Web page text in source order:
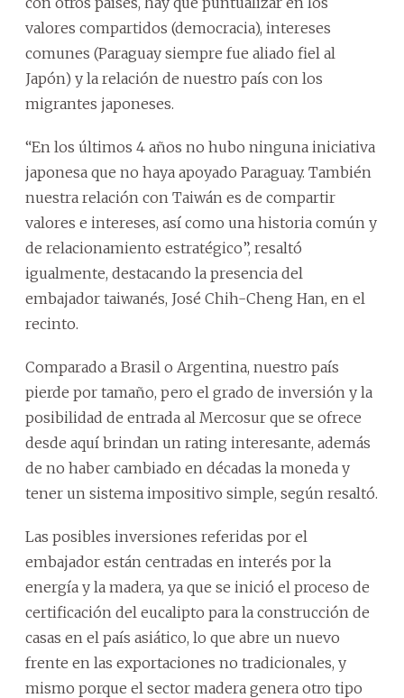
valores compartidos (democracia), intereses
comunes (Paraguay siempre fue aliado fiel al
Japón) y la relación de nuestro país con los
migrantes japoneses.
“En los últimos 4 años no hubo ninguna iniciativa
japonesa que no haya apoyado Paraguay. También
nuestra relación con Taiwán es de compartir
valores e intereses, así como una historia común y
de relacionamiento estratégico”, resaltó
igualmente, destacando la presencia del
embajador taiwanés, José Chih-Cheng Han, en el
recinto.
Comparado a Brasil o Argentina, nuestro país
pierde por tamaño, pero el grado de inversión y la
posibilidad de entrada al Mercosur que se ofrece
desde aquí brindan un rating interesante, además
de no haber cambiado en décadas la moneda y
tener un sistema impositivo simple, según resaltó.
Las posibles inversiones referidas por el
embajador están centradas en interés por la
energía y la madera, ya que se inició el proceso de
certificación del eucalipto para la construcción de
casas en el país asiático, lo que abre un nuevo
frente en las exportaciones no tradicionales, y
mismo porque el sector madera genera otro tipo